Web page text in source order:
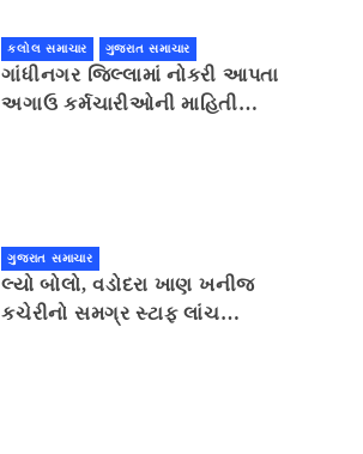
કલોલ સમાચાર ગુજરાત સમાચાર
ગાંધીનગર જિલ્લામાં નોકરી આપતા
અગાઉ કર્મચારીઓની માહિતી
ગુજરાત સમાચાર
લ્યો બોલો, વડોદરા ખાણ ખનીજ
કચેરીનો સમગ્ર સ્ટાફ લાંચ